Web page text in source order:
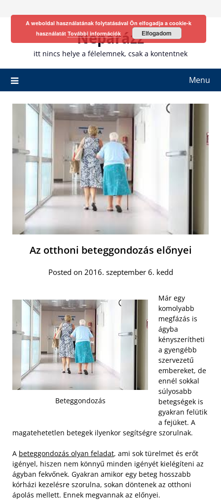
Neparázz
itt nincs helye a félelemnek, csak a kontentnek
Menu
Az otthoni beteggondozás előnyei
Posted on 2016. szeptember 6. kedd
Beteggondozás
Már egy
komolyabb
megfázás is
ágyba
kényszerítheti
a gyengébb
szervezetű
embereket, de
ennél sokkal
súlyosabb
betegségek is
gyakran felütik
a fejüket. A
magatehetetlen betegek ilyenkor segítségre szorulnak.
A beteggondozás olyan feladat, ami sok türelmet és erőt
igényel, hiszen nem könnyű minden igényét kielégíteni az
ágyban fekvőnek. Gyakran amikor egy beteg hosszabb
kórházi kezelésre szorulna, sokan döntenek az otthoni
ápolás mellett. Ennek megvannak az előnyei.
A weboldal használatának folytatásával Ön elfogadja a cookie-k
használatát További információk Elfogadom